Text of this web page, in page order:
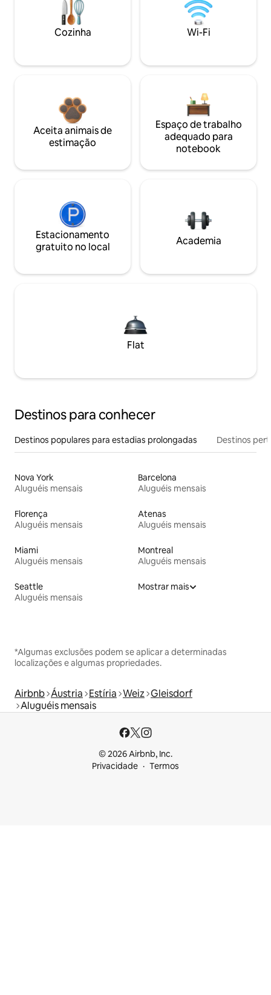
Cozinha Wi-Fi
Aceita animais de
estimação
Espaço de trabalho
adequado para
notebook
Estacionamento
gratuito no local
Academia
Flat
Destinos para conhecer
Destinos populares para estadias prolongadas Destinos
Nova York
Aluguéis mensais
Barcelona
Aluguéis mensais
Florença
Aluguéis mensais
Atenas
Aluguéis mensais
Miami
Aluguéis mensais
Montreal
Aluguéis mensais
Seattle
Aluguéis mensais
Mostrar mais
*Algumas exclusões podem se aplicar a determinadas
localizações e algumas propriedades.
Airbnb Áustria Estíria Weiz Gleisdorf
Aluguéis mensais
© 2026 Airbnb, Inc.
Privacidade
Termos